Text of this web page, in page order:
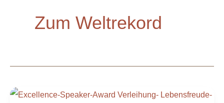
Zum Weltrekord
Mit